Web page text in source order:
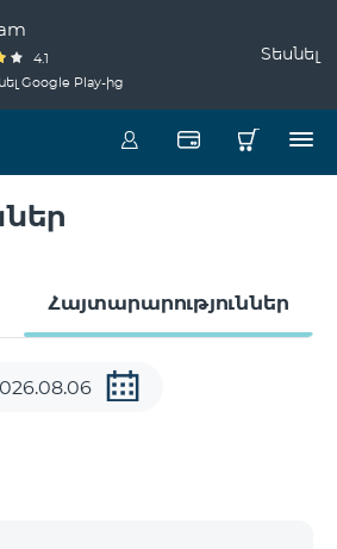
4.1
Google Play-ից
Տեսնել
Հայտարարություններ